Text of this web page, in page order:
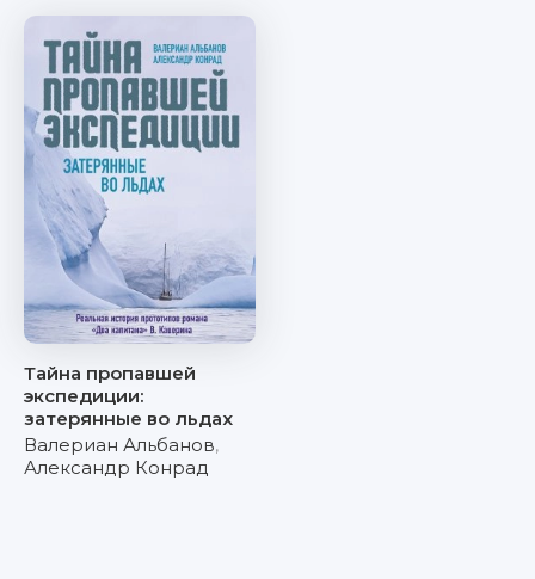
Тайна пропавшей
экспедиции:
затерянные во льдах
Валериан Альбанов,
Александр Конрад